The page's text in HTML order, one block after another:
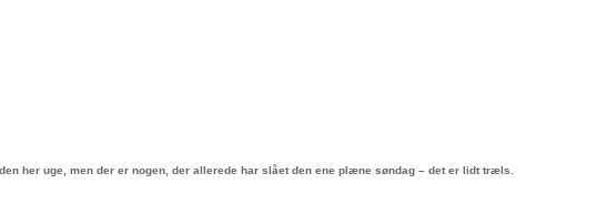
her uge, men der er nogen, der allerede har slået den ene plæne søndag – det er lidt træls.